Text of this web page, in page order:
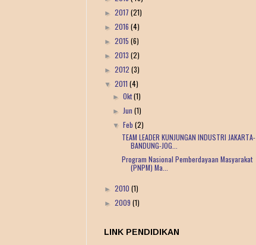
► 2017 (21)
► 2016 (4)
► 2015 (6)
► 2013 (2)
► 2012 (3)
▼ 2011 (4)
►Okt(1)
►Jun(1)
▼ Feb(2)
TEAM LEADER KUNJUNGAN INDUSTRI JAKARTA-
BANDUNG-JOG...
Program Nasional Pemberdayaan Masyarakat
(PNPM) Ma...
► 2010 (1)
► 2009 (1)
LINK PENDIDIKAN